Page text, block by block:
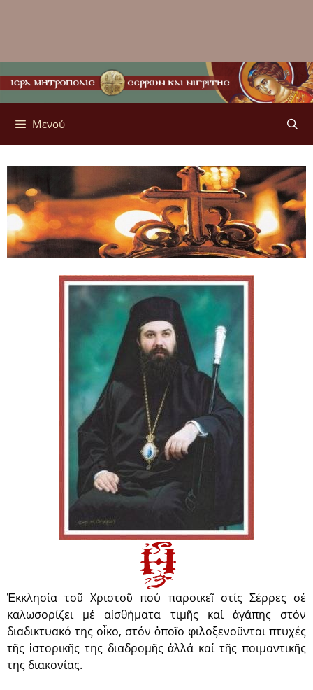
Μενού
Ἐκκλησία τοῦ Χριστοῦ πού παροικεῖ στίς Σέρρες σέ
καλωσορίζει μέ αἰσθήματα τιμῆς καί ἀγάπης στόν
διαδικτυακό της οἶκο, στόν ὁποῖο φιλοξενοῦνται πτυχές
τῆς ἱστορικῆς της διαδρομῆς ἀλλά καί τῆς ποιμαντικῆς
της διακονίας.